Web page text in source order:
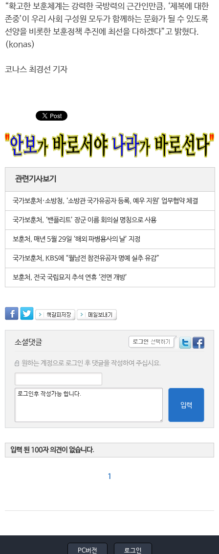
“확고한 보훈체계는 강력한 국방력의 근간인만큼, ‘제복에 대한
존중’이 우리 사회 구성원 모두가 함께하는 문화가 될 수 있도록
선양을 비롯한 보훈정책 추진에 최선을 다하겠다”고 밝혔다.
(konas)
코나스 최경선 기자
관련기사보기
국가보훈처·소방청, ‘소방관 국가유공자 등록, 예우 지원’ 업무협약 체결
국가보훈처, ‘밴플리트’ 장군 이름 회의실 명칭으로 사용
보훈처, 매년 5월 29일 ‘해외 파병용사의 날’ 지정
국가보훈처, KBS에 “월남전 참전유공자 명예 실추 유감”
보훈처, 전국 국립묘지 추석 연휴 ‘전면 개방’
소셜댓글
원하는 계정으로 로그인 후 댓글을 작성하여 주십시요.
입력
입력 된 100자 의견이 없습니다.
1
PC버전 로그인